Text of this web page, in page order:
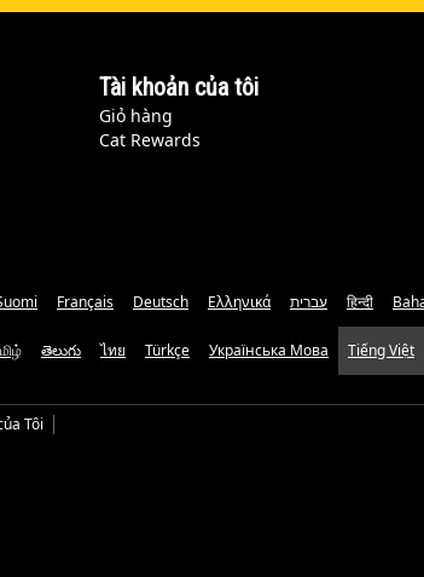
Tài khoản của tôi
Giỏ hàng
Cat Rewards
Français Deutsch Ελληνικά עברית हिन्दी
తెలుగు ไทย Türkçe Українська Мова Tiếng Việt
Tôi